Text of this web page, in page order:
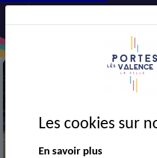
Les cookies sur
En savoir plus